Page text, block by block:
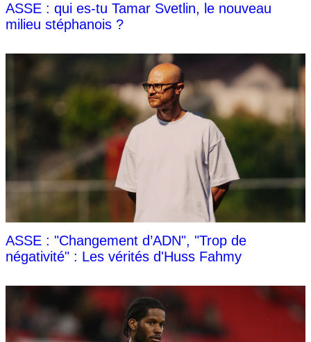
ASSE : qui es-tu Tamar Svetlin, le nouveau
milieu stéphanois ?
ASSE : "Changement d’ADN", "Trop de
négativité" : Les vérités d'Huss Fahmy